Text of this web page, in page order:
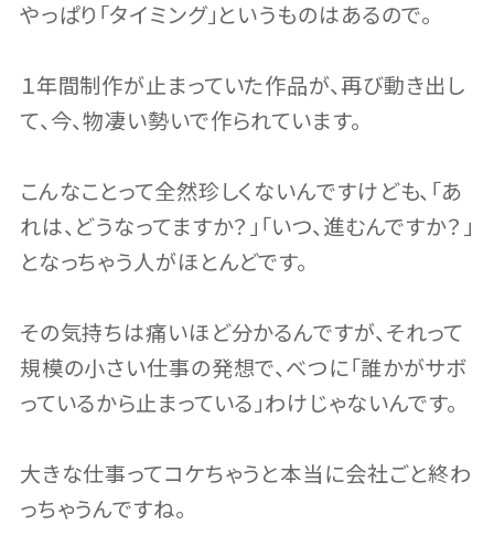
やっぱり「タイミング」というものはあるので。
１年間制作が止まっていた作品が、再び動き出し
て、今、物凄い勢いで作られています。
こんなことって全然珍しくないんですけども、「あ
れは、どうなってますか？」「いつ、進むんですか？」
となっちゃう人がほとんどです。
その気持ちは痛いほど分かるんですが、それって
規模の小さい仕事の発想で、べつに「誰かがサボ
っているから止まっている」わけじゃないんです。
大きな仕事ってコケちゃうと本当に会社ごと終わ
っちゃうんですね。